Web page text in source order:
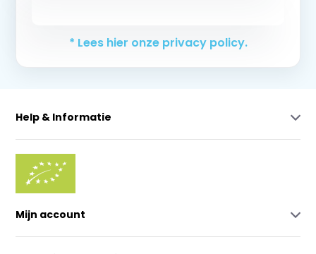
* Lees hier onze privacy policy.
Help & Informatie
Mijn account